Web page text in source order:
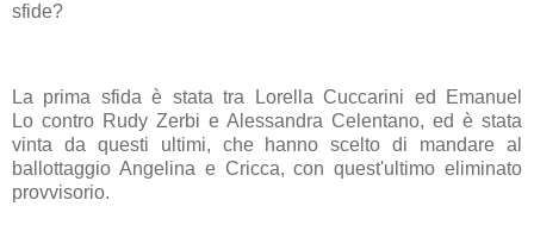
sfide?
La prima sfida è stata tra Lorella Cuccarini ed
Emanuel
Lo contro Rudy Zerbi eAlessandra Celentano, ed è stata
vinta da questi ultimi, che hanno scelto di mandare al
ballottaggio Angelina e Cricca, con quest'ultimo eliminato
provvisorio.